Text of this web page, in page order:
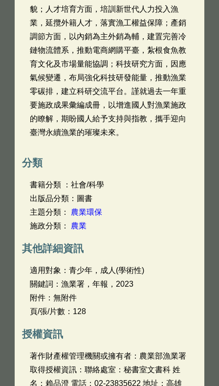
貌；人才培育方面，培訓新世代人力投入漁
業，延攬外籍人才，落實漁工權益保障；產銷
調節方面，以內銷為主外銷為輔，建置完善冷
鏈物流體系，推動電商網購平臺，紮根食魚教
育文化及市場量能協調；科技研究方面，因應
氣候變遷，布局強化科技研發能量，推動漁業
零碳排，建立科研交流平台。謹就過去一年重
要施政成果彙編成冊，以增進國人對漁業施政
的瞭解，期盼國人給予支持與指教，攜手迎向
臺灣永續漁業的璀璨未來。
分類
書籍分類 ：社會/科學
出版品分類：圖書
主題分類： 農業環保
施政分類： 農業
其他詳細資訊
適用對象：青少年，成人(學術性)
關鍵詞：漁業署，年報，2023
附件：無附件
頁/張/片數：128
授權資訊
著作財產權管理機關或擁有者：農業部漁業署
取得授權資訊：聯絡處室：秘書室文書科 姓
名：賴品澄 電話：02-23835622 地址：高雄